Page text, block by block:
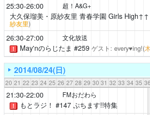
25:30-26:00 超！A&G+
大久保瑠美・原紗友里 青春学園 Girls High↑↑
紗友里)
26:30-27:00 文化放送
！ May'nのらじたま #259 ゲスト: every♥ing!(
2014/08/24(日)
20 21 22 23 24 25 26 27 28 29 30 31 32 33 34 35 36
21:30-22:00 FMおだわら
！ もとラジ！ #147 ぷちます!!特集